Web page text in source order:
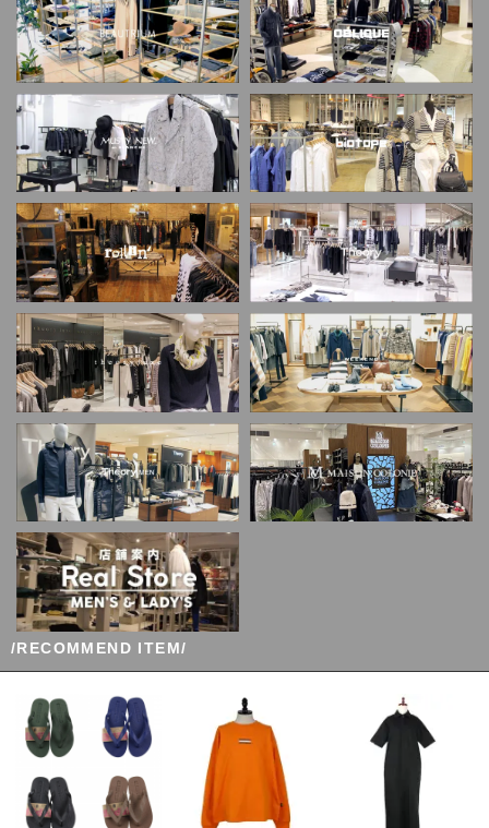
/RECOMMEND ITEM/